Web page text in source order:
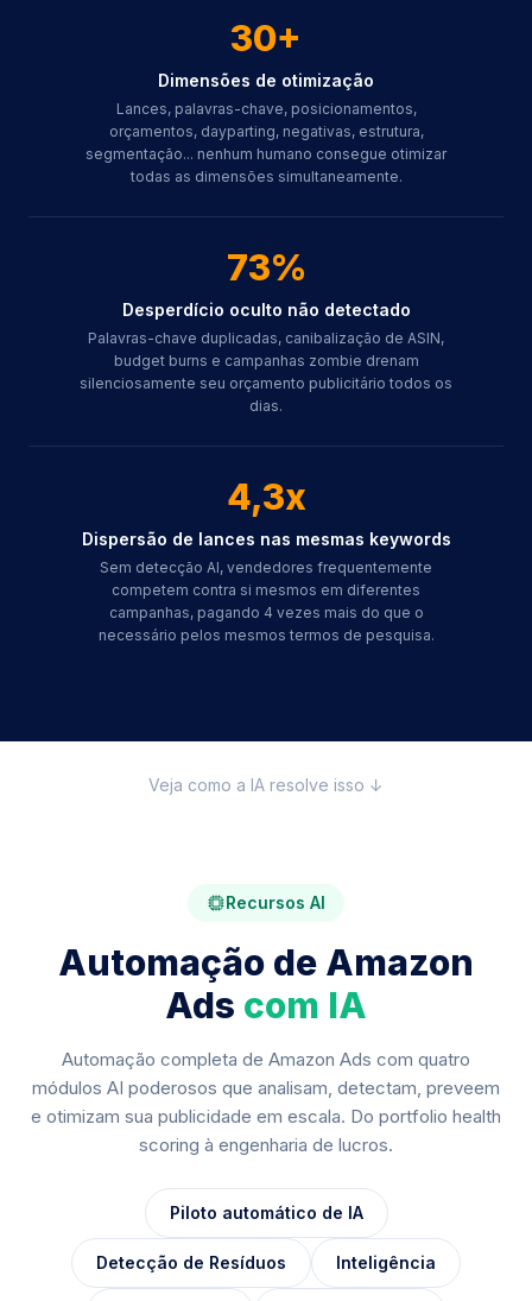
30+
Dimensões de otimização
Lances, palavras-chave, posicionamentos,
orçamentos, dayparting, negativas, estrutura,
segmentação... nenhum humano consegue otimizar
todas as dimensões simultaneamente.
73%
Desperdício oculto não detectado
Palavras-chave duplicadas, canibalização de ASIN,
budget burns e campanhas zombie drenam
silenciosamente seu orçamento publicitário todos os
dias.
4,3x
Dispersão de lances nas mesmas keywords
Sem detecção AI, vendedores frequentemente
competem contra si mesmos em diferentes
campanhas, pagando 4 vezes mais do que o
necessário pelos mesmos termos de pesquisa.
Veja como a IA resolve isso ↓
Recursos AI
Automação de Amazon
Ads com IA
Automação completa de Amazon Ads com quatro
módulos AI poderosos que analisam, detectam, preveem
e otimizam sua publicidade em escala. Do portfolio health
scoring à engenharia de lucros.
Piloto automático de IA
Detecção de Resíduos Inteligência